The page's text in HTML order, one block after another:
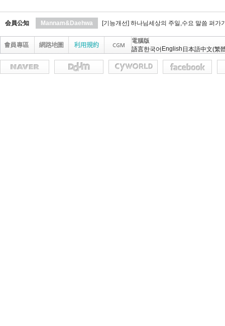
会員公知 Mannam&Daehwa [기능개선] 하나님세상의 주일,수요 말씀 퍼가
電腦版
語言한국어 English 日本語中文(繁